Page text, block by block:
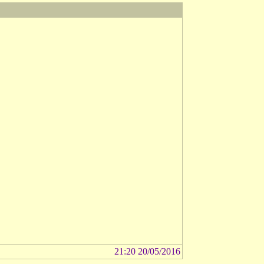
21:20 20/05/2016